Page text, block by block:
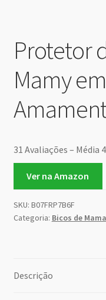
Protetor
Mamy
31 Avaliações – Média
Ver na Amazon
SKU: B07FRP7B6F
Categoria: Bicos de
Descrição